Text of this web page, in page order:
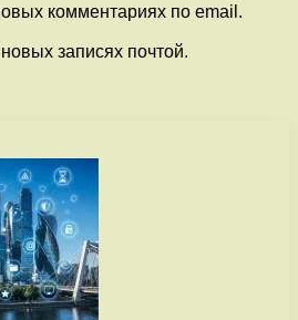
комментариях по email.
записях почтой.